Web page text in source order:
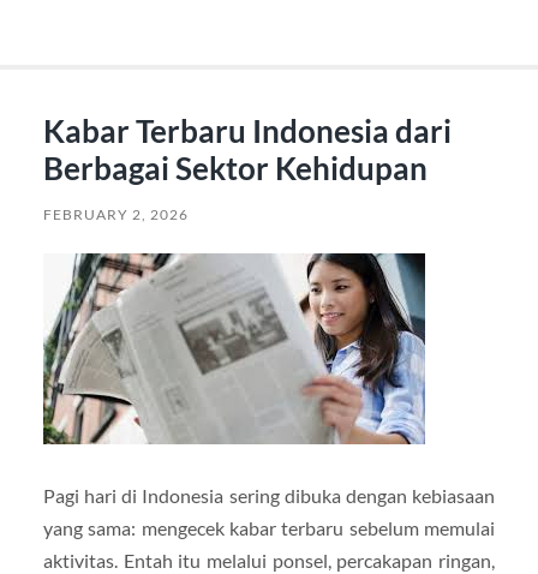
Kabar Terbaru Indonesia dari
Berbagai Sektor Kehidupan
FEBRUARY 2, 2026
Pagi hari di Indonesia sering dibuka dengan kebiasaan
yang sama: mengecek kabar terbaru sebelum memulai
aktivitas. Entah itu melalui ponsel, percakapan ringan,